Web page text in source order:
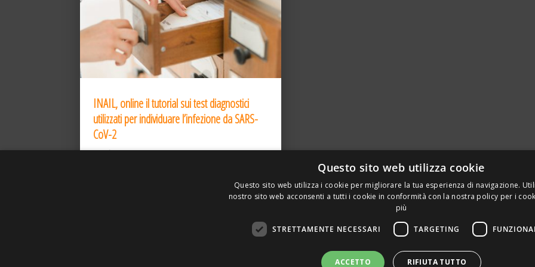
INAIL, online il tutorial sui test diagnostici
utilizzati per individuare l’infezione da SARS-
CoV-2
31 Dic 2020
ASSOCIAZIONE AMBIENTE E LAVORO – VIA PRIVATA DELLA TORRE, 15 – 20127 – MILANO – P. IVA
Questo sito web utilizza cookie
Questo sito web utilizza i cookie per migliorare la tua esperienza di navigazione.
nostro sito web acconsenti a tutti i cookie in conformità con la nostra policy per i
più
STRETTAMENTE NECESSARI TARGETING
ACCETTO RIFIUTA TUTTO